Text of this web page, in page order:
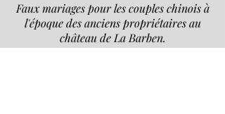
Faux mariages pour les couples chinois à
l'époque des anciens propriétaires au
château de La Barben.